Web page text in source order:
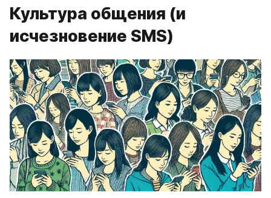
Культура общения (и
исчезновение SMS)